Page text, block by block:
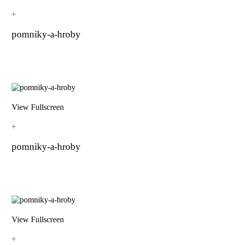
pomniky-a-hroby
View Fullscreen
pomniky-a-hroby
View Fullscreen